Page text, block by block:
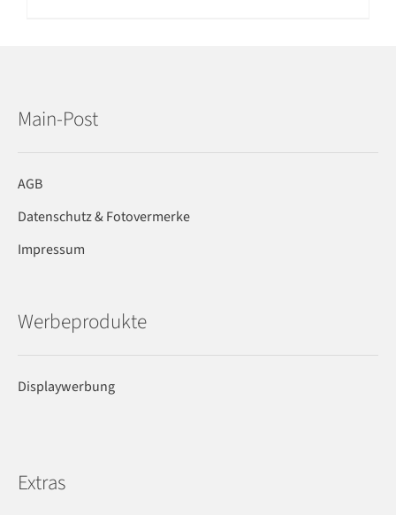
Main-Post
AGB
Datenschutz & Fotovermerke
Impressum
Werbeprodukte
Displaywerbung
Extras